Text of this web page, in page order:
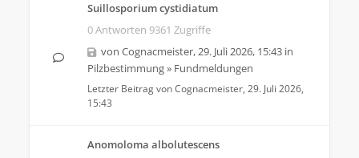
Suillosporium cystidiatum
0 Antworten 9361 Zugriffe
von Cognacmeister,29. Juli 2026, 15:43 in
Pilzbestimmung» Fundmeldungen
Letzter Beitrag vonCognacmeister, 29. Juli 2026,
15:43
Anomoloma albolutescens